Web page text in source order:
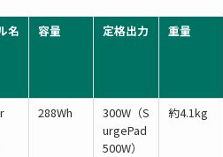
名 容量 定格出力 重量
288Wh
300W（S
urgePad
500W）
約4.1kg